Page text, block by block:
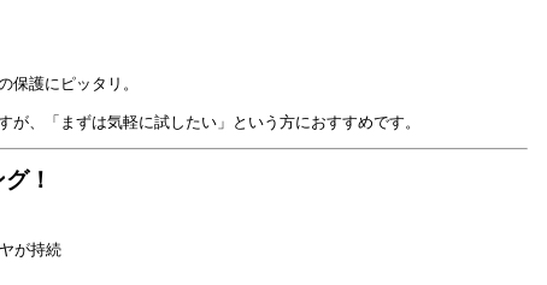
保護にピッタリ。
、「まずは気軽に試したい」という方におすすめです。
！
が持続